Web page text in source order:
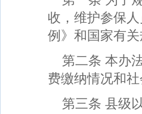
收，维护参保
例》和国家有关
第二条 本办
费缴纳情况和
第三条 县级